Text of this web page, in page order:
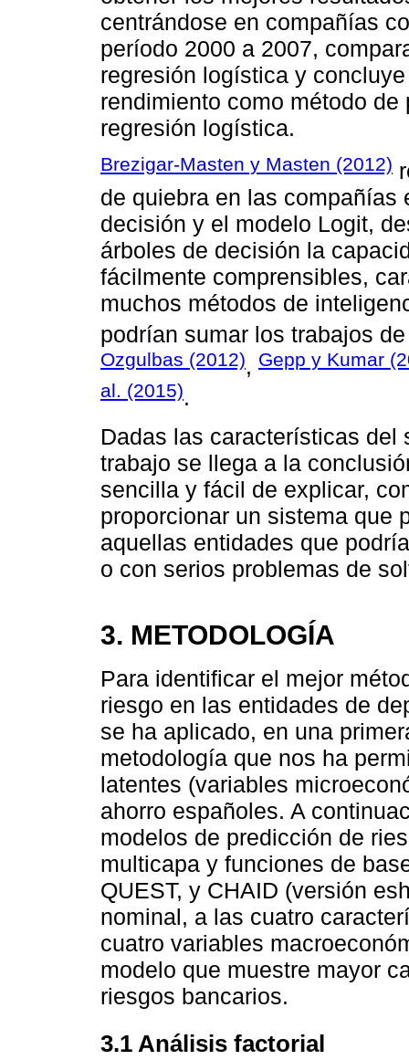
centrándose en compañías
período 2000 a 2007,
regresión logística y
rendimiento como método
regresión logística.
Brezigar-Masten y Masten (2012)
de quiebra en las
decisión y el modelo Logit,
árboles de decisión la
fácilmente comprensibles,
muchos métodos de
podrían sumar los trabajos
Ozgulbas (2012), Gepp y Kumar
al. (2015).
Dadas las características del
trabajo se llega a la
sencilla y fácil de explicar,
proporcionar un sistema que
aquellas entidades que
o con serios problemas de
3. METODOLOGÍA
Para identificar el mejor
riesgo en las entidades de
se ha aplicado, en una
metodología que nos ha
latentes (variables
ahorro españoles. A
modelos de predicción de
multicapa y funciones de
QUEST, y CHAID (versión
nominal, a las cuatro
cuatro variables
modelo que muestre mayor
riesgos bancarios.
3.1 Análisis factorial